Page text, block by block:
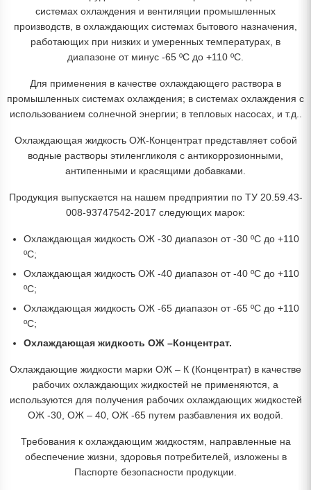
системах охлаждения и вентиляции промышленных
производств, в охлаждающих системах бытового назначения,
работающих при низких и умеренных температурах, в
диапазоне от минус -65 ºС до +110 ºС.
Для применения в качестве охлаждающего раствора в
промышленных системах охлаждения; в системах охлаждения с
использованием солнечной энергии; в тепловых насосах, и т.д..
Охлаждающая жидкость ОЖ-Концентрат представляет собой
водные растворы этиленгликоля с антикоррозионными,
антипенными и красящими добавками.
Продукция выпускается на нашем предприятии по ТУ 20.59.43-
008-93747542-2017 следующих марок:
Охлаждающая жидкость ОЖ -30 диапазон от -30 ºС до +110
ºС;
Охлаждающая жидкость ОЖ -40 диапазон от -40 ºС до +110
ºС;
Охлаждающая жидкость ОЖ -65 диапазон от -65 ºС до +110
ºС;
Охлаждающая жидкость ОЖ –Концентрат.
Охлаждающие жидкости марки ОЖ – К (Концентрат) в качестве
рабочих охлаждающих жидкостей не применяются, а
используются для получения рабочих охлаждающих жидкостей
ОЖ -30, ОЖ – 40, ОЖ -65 путем разбавления их водой.
Требования к охлаждающим жидкостям, направленные на
обеспечение жизни, здоровья потребителей, изложены в
Паспорте безопасности продукции.